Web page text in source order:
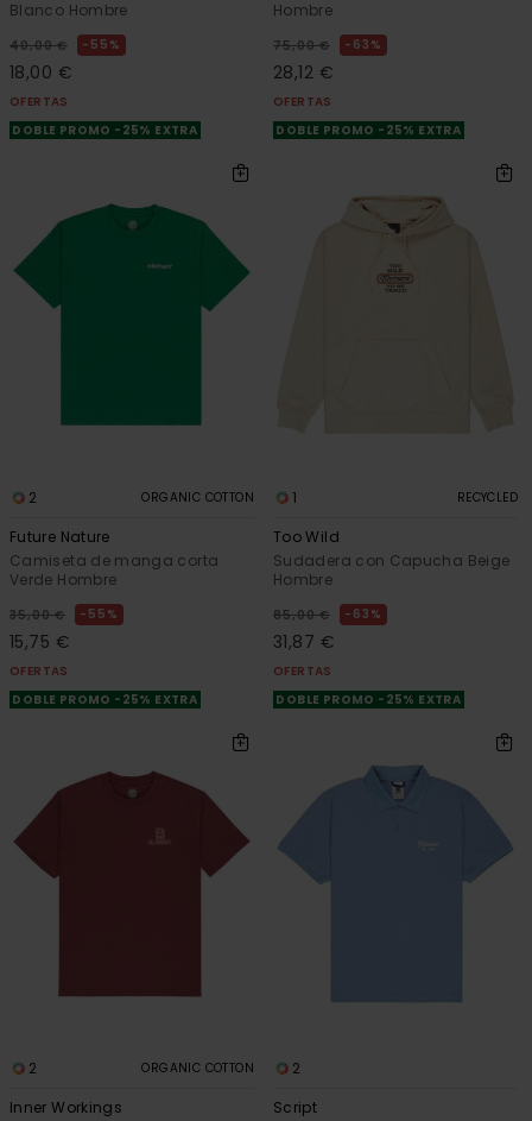
Blanco Hombre
40,00 € 55%
18,00 €
OFERTAS
DOBLE PROMO -25% EXTRA
Hombre
75,00 € 63%
28,12 €
OFERTAS
DOBLE PROMO -25% EXTRA
2 ORGANIC COTTON
Future Nature
Camiseta de manga corta
Verde Hombre
35,00 € 55%
15,75 €
OFERTAS
DOBLE PROMO -25% EXTRA
1 RECYCLED
Too Wild
Sudadera con Capucha Beige
Hombre
85,00 € 63%
31,87 €
OFERTAS
DOBLE PROMO -25% EXTRA
2 ORGANIC COTTON
Inner Workings
2
Script